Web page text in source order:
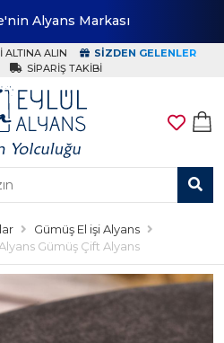
Alyans Markası
ALTINA ALIN
SIZDEN GELENLER
SIPARIŞ TAKIBI
Gümüş El işi Alyans
Gümüş Çift Alyans